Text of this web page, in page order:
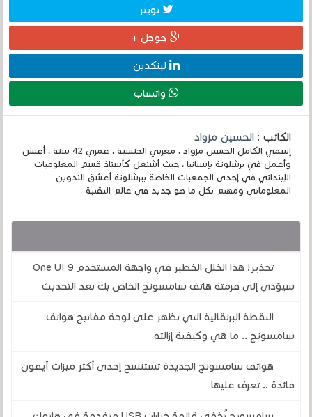
تويتر
جوجل +
لينكدين
واتساب
الكاتب :الحسين مزواد
إسمي الكامل الحسين مزواد ، مغربي الجنسية ، عمري 42 سنة ، أعيش
وأعمل في برشلونة بإسبانيا ، حيث أشتغل كأستاذ قسم المعلوميات
الإبتدائي في إحدى الجمعيات الخاصة ببرشلونة أعشق التدوين
المعلوماتي ومهتم بكل ما هو جديد في عالم التقنية
تحذير! هذا الخلل الخطير في واجهة المستخدم One UI 9
سيؤدي إلى فرمتة هاتف سامسونج الخاص بك بعد التحديث
النقطة البرتقالية التي تظهر على لوحة مفاتيح هواتف
سامسونج .. ما هي وكيفية إزالته
هواتف سامسونج الجديدة تستنسخ إحدى أكثر ميزات آيفون
فائدة .. تعرف عليها